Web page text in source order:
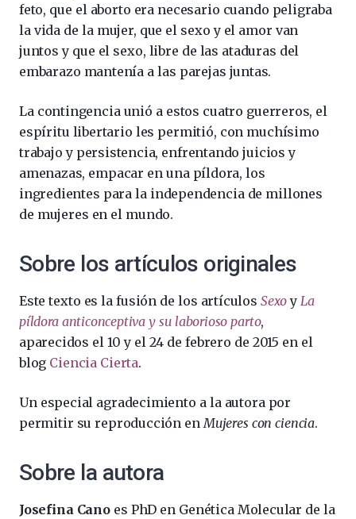
feto, que el aborto era necesario cuando peligraba
la vida de la mujer, que el sexo y el amor van
juntos y que el sexo, libre de las ataduras del
embarazo mantenía a las parejas juntas.
La contingencia unió a estos cuatro guerreros, el
espíritu libertario les permitió, con muchísimo
trabajo y persistencia, enfrentando juicios y
amenazas, empacar en una píldora, los
ingredientes para la independencia de millones
de mujeres en el mundo.
Sobre los artículos originales
Este texto es la fusión de los artículos Sexoy La
píldora anticonceptiva y su laborioso parto,
aparecidos el 10 y el 24 de febrero de 2015 en el
blog Ciencia Cierta.
Un especial agradecimiento a la autora por
permitir su reproducción en Mujeres con ciencia.
Sobre la autora
Josefina Canoes PhD en Genética Molecular de la